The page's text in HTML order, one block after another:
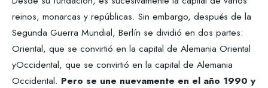
reinos, monarcas y repúblicas. Sin embargo, después de la
Segunda Guerra Mundial, Berlín se dividió en dos partes:
Oriental, que se convirtió en la capital de Alemania Oriental
yOccidental, que se convirtió en la capital de Alemania
Occidental. Pero se une nuevamente en el año 1990 y